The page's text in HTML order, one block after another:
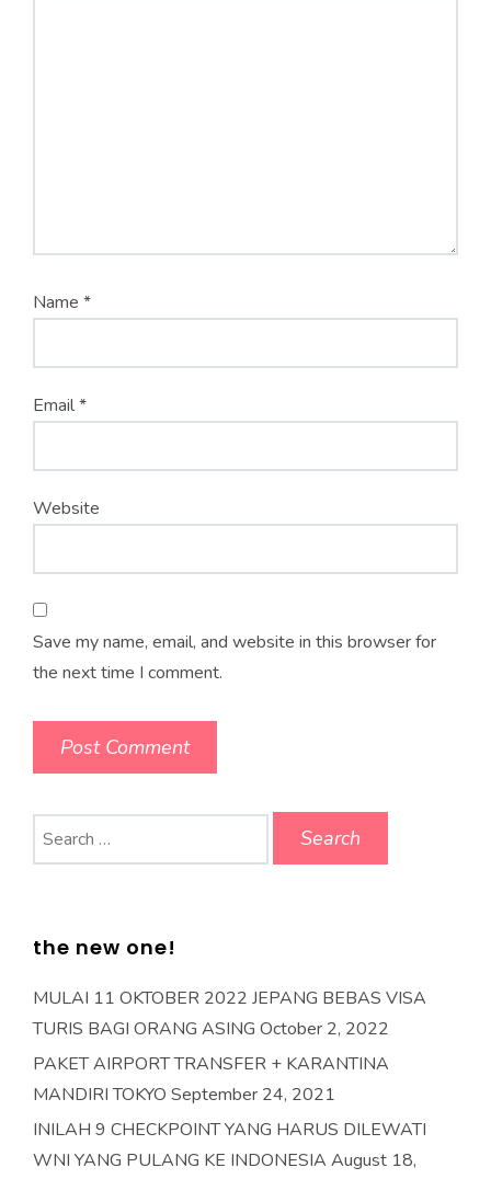
Name *
Email*
Website
Save my name, email, and website in this browser for
the next time I comment.
for:
the new one!
MULAI 11 OKTOBER 2022 JEPANG BEBAS VISA
TURIS BAGI ORANG ASING October 2, 2022
PAKET AIRPORT TRANSFER + KARANTINA
MANDIRI TOKYO September 24, 2021
INILAH 9 CHECKPOINT YANG HARUS DILEWATI
WNI YANG PULANG KE INDONESIA August 18,